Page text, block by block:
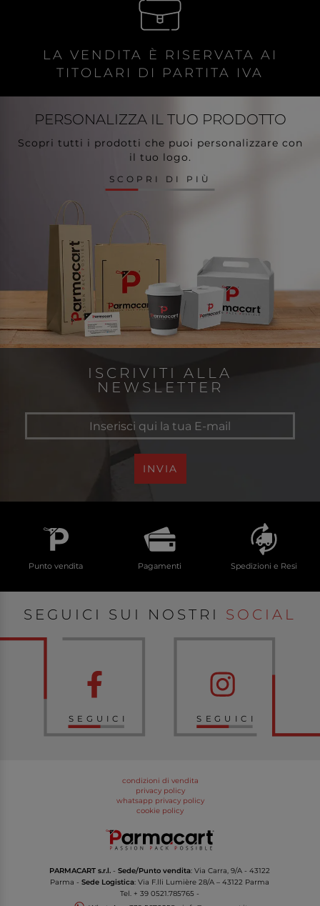
LA VENDITA È RISERVATA AI
TITOLARI DI PARTITA IVA
PERSONALIZZA IL TUO PRODOTTO
Scopri tutti i prodotti che puoi personalizzare con
il tuo logo.
SCOPRI DI PIÙ
ISCRIVITI ALLA
NEWSLETTER
INVIA
Punto vendita Pagamenti Spedizioni e Resi
SEGUICI SUI NOSTRI SOCIAL
SEGUICI SEGUICI
condizioni di vendita
privacy policy
whatsapp privacy policy
cookie policy
PARMACART s.r.l. -Sede/Punto vendita: Via Carra, 9/A - 43122
Parma -Sede Logistica: Via F.lli Lumière 28/A – 43122 Parma
Tel. + 39 0521.785765 -